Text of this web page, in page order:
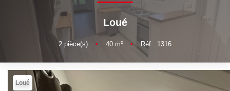
LOCATIONS
GESTION
Loué
2 pièce(s) • 40 m² • Réf : 1316
Loué